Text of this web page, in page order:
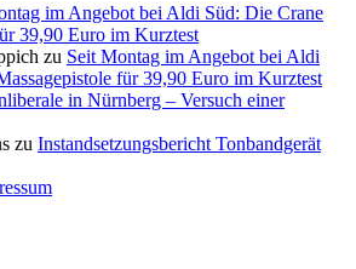
im Angebot bei Aldi Süd: Die Crane
39,90 Euro im Kurztest
zu Seit Montag im Angebot bei Aldi
für 39,90 Euro im Kurztest
in Nürnberg – Versuch einer
zu Instandsetzungsbericht Tonbandgerät